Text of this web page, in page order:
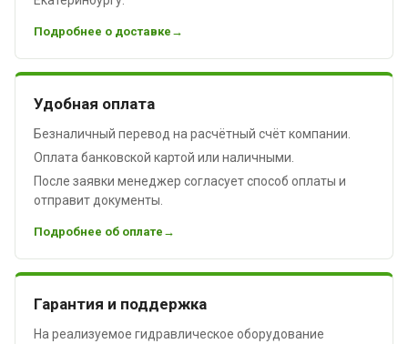
Подробнее о доставке
Удобная оплата
Безналичный перевод на расчётный счёт компании.
Оплата банковской картой или наличными.
После заявки менеджер согласует способ оплаты и
отправит документы.
Подробнее об оплате
Гарантия и поддержка
На реализуемое гидравлическое оборудование